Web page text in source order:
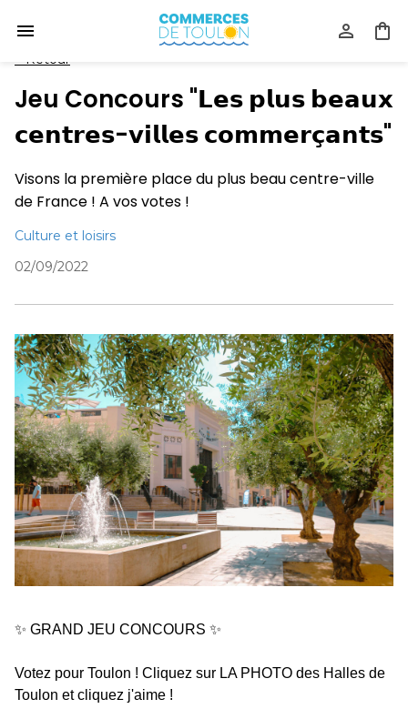
Retour
Jeu Concours "𝗟𝗲𝘀 𝗽𝗹𝘂𝘀 𝗯𝗲𝗮𝘂𝘅
𝗰𝗲𝗻𝘁𝗿𝗲𝘀-𝘃𝗶𝗹𝗹𝗲𝘀 𝗰𝗼𝗺𝗺𝗲𝗿𝗰̧𝗮𝗻𝘁𝘀"
Visons la première place du plus beau centre-ville
de France ! A vos votes !
Culture et loisirs
02/09/2022
✨ GRAND JEU CONCOURS ✨
Votez pour Toulon ! Cliquez sur LA PHOTO des Halles de
Toulon et cliquez j'aime !